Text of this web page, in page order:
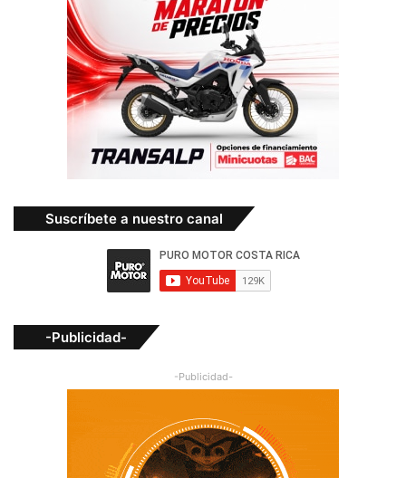
Suscríbete a nuestro canal
-Publicidad-
-Publicidad-